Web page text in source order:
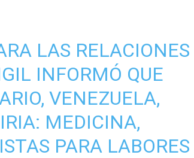
LAS RELACIONES
INFORMÓ QUE
VENEZUELA,
MEDICINA,
PARA LABORES